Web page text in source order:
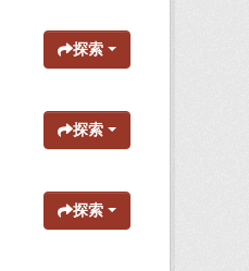
探索
探索
探索